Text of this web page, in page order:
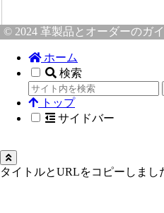
© 2024 革製品とオーダーのガ
ホーム
検索
トップ
サイドバー
タイトルとURLをコピーしまし